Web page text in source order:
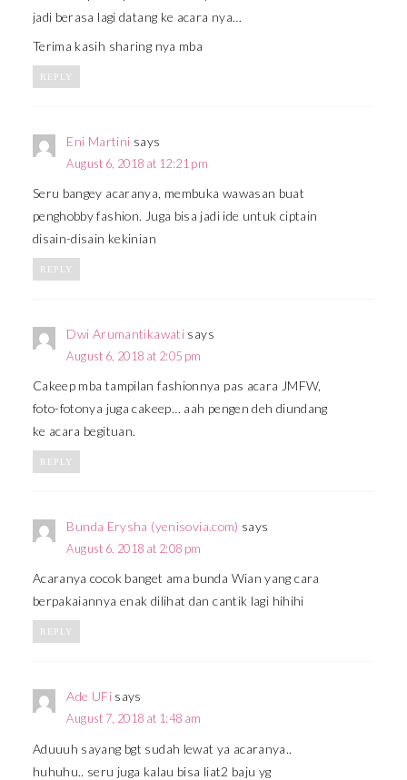
jadi berasa lagi datang ke acara nya…
Terima kasih sharing nya mba
REPLY
Eni Martini says
August 6, 2018 at 12:21 pm
Seru bangey acaranya, membuka wawasan buat
penghobby fashion. Juga bisa jadi ide untuk ciptain
disain-disain kekinian
REPLY
Dwi Arumantikawati says
August 6, 2018 at 2:05 pm
Cakeep mba tampilan fashionnya pas acara JMFW,
foto-fotonya juga cakeep… aah pengen deh diundang
ke acara begituan.
REPLY
Bunda Erysha (yenisovia.com) says
August 6, 2018 at 2:08 pm
Acaranya cocok banget ama bunda Wian yang cara
berpakaiannya enak dilihat dan cantik lagi hihihi
REPLY
Ade UFi says
August 7, 2018 at 1:48 am
Aduuuh sayang bgt sudah lewat ya acaranya..
huhuhu.. seru juga kalau bisa liat2 baju yg